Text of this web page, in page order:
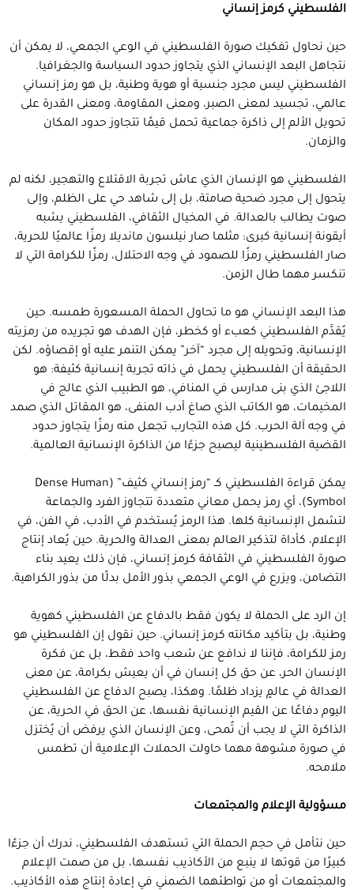
الفلسطيني كرمز إنساني
حين نحاول تفكيك صورة الفلسطيني في الوعي الجمعي، لا يمكن أن
نتجاهل البعد الإنساني الذي يتجاوز حدود السياسة والجغرافيا.
الفلسطيني ليس مجرد جنسية أو هوية وطنية، بل هو رمز إنساني
عالمي، تجسيد لمعنى الصبر، ومعنى المقاومة، ومعنى القدرة على
تحويل الألم إلى ذاكرة جماعية تحمل قيمًا تتجاوز حدود المكان
والزمان.
الفلسطيني هو الإنسان الذي عاش تجربة الاقتلاع والتهجير، لكنه لم
يتحول إلى مجرد ضحية صامتة، بل إلى شاهد حي على الظلم، وإلى
صوت يطالب بالعدالة. في المخيال الثقافي، الفلسطيني يشبه
أيقونة إنسانية كبرى: مثلما صار نيلسون مانديلا رمزًا عالميًا للحرية،
صار الفلسطيني رمزًا للصمود في وجه الاحتلال، رمزًا للكرامة التي لا
تنكسر مهما طال الزمن.
هذا البعد الإنساني هو ما تحاول الحملة المسعورة طمسه. حين
يُقدَّم الفلسطيني كعبء أو كخطر، فإن الهدف هو تجريده من رمزيته
الإنسانية، وتحويله إلى مجرد “آخر” يمكن التنمر عليه أو إقصاؤه. لكن
الحقيقة أن الفلسطيني يحمل في ذاته تجربة إنسانية كثيفة: هو
اللاجئ الذي بنى مدارس في المنافي، هو الطبيب الذي عالج في
المخيمات، هو الكاتب الذي صاغ أدب المنفى، هو المقاتل الذي صمد
في وجه آلة الحرب. كل هذه التجارب تجعل منه رمزًا يتجاوز حدود
القضية الفلسطينية ليصبح جزءًا من الذاكرة الإنسانية العالمية.
يمكن قراءة الفلسطيني كـ “رمز إنساني كثيف” (Dense Human
Symbol)، أي رمز يحمل معاني متعددة تتجاوز الفرد والجماعة
لتشمل الإنسانية كلها. هذا الرمز يُستخدم في الأدب، في الفن، في
الإعلام، كأداة لتذكير العالم بمعنى العدالة والحرية. حين يُعاد إنتاج
صورة الفلسطيني في الثقافة كرمز إنساني، فإن ذلك يعيد بناء
التضامن، ويزرع في الوعي الجمعي بذور الأمل بدلًا من بذور الكراهية.
إن الرد على الحملة لا يكون فقط بالدفاع عن الفلسطيني كهوية
وطنية، بل بتأكيد مكانته كرمز إنساني. حين نقول إن الفلسطيني هو
رمز للكرامة، فإننا لا ندافع عن شعب واحد فقط، بل عن فكرة
الإنسان الحر، عن حق كل إنسان في أن يعيش بكرامة، عن معنى
العدالة في عالمٍ يزداد ظلمًا. وهكذا، يصبح الدفاع عن الفلسطيني
اليوم دفاعًا عن القيم الإنسانية نفسها، عن الحق في الحرية، عن
الذاكرة التي لا يجب أن تُمحى، وعن الإنسان الذي يرفض أن يُختزل
في صورة مشوهة مهما حاولت الحملات الإعلامية أن تطمس
ملامحه.
مسؤولية الإعلام والمجتمعات
حين نتأمل في حجم الحملة التي تستهدف الفلسطيني، ندرك أن جزءًا
كبيرًا من قوتها لا ينبع من الأكاذيب نفسها، بل من صمت الإعلام
والمجتمعات أو من تواطئهما الضمني في إعادة إنتاج هذه الأكاذيب.